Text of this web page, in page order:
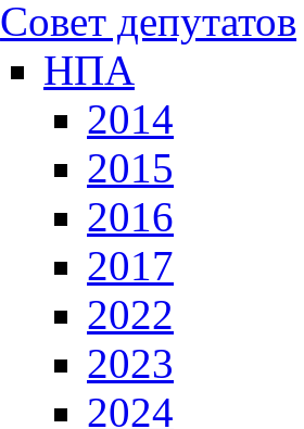
Совет депутатов
НПА
2014
2015
2016
2017
2022
2023
2024